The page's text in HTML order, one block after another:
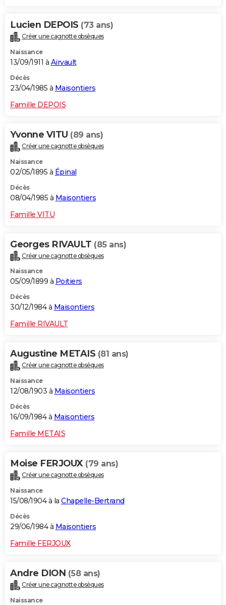
Lucien DEPOIS (73 ans)
Créer une cagnotte obsèques
Naissance
13/09/1911 à Airvault
Décès
23/04/1985 à Maisontiers
Famille DEPOIS
Yvonne VITU (89 ans)
Créer une cagnotte obsèques
Naissance
02/05/1895 à Épinal
Décès
08/04/1985 à Maisontiers
Famille VITU
Georges RIVAULT (85 ans)
Créer une cagnotte obsèques
Naissance
05/09/1899 à Poitiers
Décès
30/12/1984 à Maisontiers
Famille RIVAULT
Augustine METAIS (81 ans)
Créer une cagnotte obsèques
Naissance
12/08/1903 à Maisontiers
Décès
16/09/1984 à Maisontiers
Famille METAIS
Moise FERJOUX (79 ans)
Créer une cagnotte obsèques
Naissance
15/08/1904 à la Chapelle-Bertrand
Décès
29/06/1984 à Maisontiers
Famille FERJOUX
Andre DION (58 ans)
Créer une cagnotte obsèques
Naissance